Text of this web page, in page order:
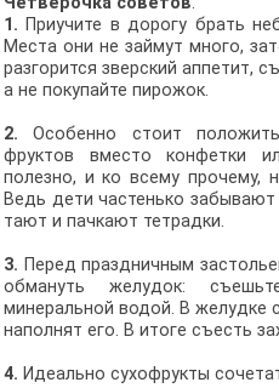
1. Приучите в дорогу брать
Места они не займут много,
разгорится зверский аппетит,
а не покупайте пирожок.
2. Особенно стоит
фруктов вместо конфетки
полезно, и ко всему прочему,
Ведь дети частенько
тают и пачкают тетрадки.
3. Перед праздничным
обмануть желудок:
минеральной водой. В желудке
наполнят его. В итоге съесть
4. Идеально сухофрукты